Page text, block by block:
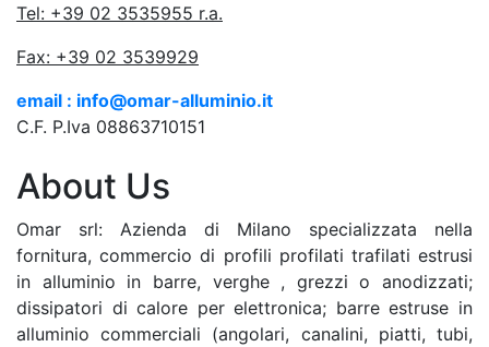
Tel: +39 02 3535955 r.a.
Fax: +39 02 3539929
email : info@omar-alluminio.it
C.F. P.Iva 08863710151
About Us
Omar srl: Azienda di Milano specializzata nella
fornitura, commercio di profili profilati trafilati estrusi
in alluminio in barre, verghe , grezzi o anodizzati;
dissipatori di calore per elettronica; barre estruse in
alluminio commerciali (angolari, canalini, piatti, tubi,